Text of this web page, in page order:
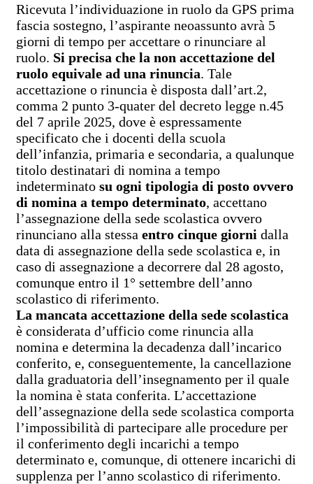
Ricevuta l’individuazione in ruolo da GPS prima
fascia sostegno, l’aspirante neoassunto avrà 5
giorni di tempo per accettare o rinunciare al
ruolo. Si precisa che la non accettazione del
ruolo equivale ad una rinuncia. Tale
accettazione o rinuncia è disposta dall’art.2,
comma 2 punto 3-quater del decreto legge n.45
del 7 aprile 2025, dove è espressamente
specificato che i docenti della scuola
dell’infanzia, primaria e secondaria, a qualunque
titolo destinatari di nomina a tempo
indeterminato su ogni tipologia di posto ovvero
di nomina a tempo determinato, accettano
l’assegnazione della sede scolastica ovvero
rinunciano alla stessa entro cinque giorni dalla
data di assegnazione della sede scolastica e, in
caso di assegnazione a decorrere dal 28 agosto,
comunque entro il 1° settembre dell’anno
scolastico di riferimento.
La mancata accettazione della sede scolastica
è considerata d’ufficio come rinuncia alla
nomina e determina la decadenza dall’incarico
conferito, e, conseguentemente, la cancellazione
dalla graduatoria dell’insegnamento per il quale
la nomina è stata conferita. L’accettazione
dell’assegnazione della sede scolastica comporta
l’impossibilità di partecipare alle procedure per
il conferimento degli incarichi a tempo
determinato e, comunque, di ottenere incarichi di
supplenza per l’anno scolastico di riferimento.